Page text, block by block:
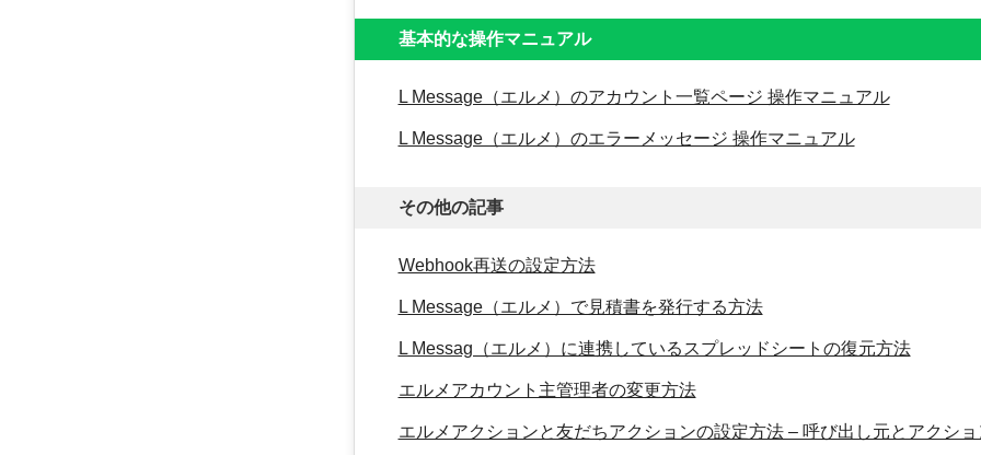
基本的な操作マニュアル
L Message（エルメ）のアカウント一覧ページ 操作マニュアル
L Message（エルメ）のエラーメッセージ 操作マニュアル
その他の記事
Webhook再送の設定方法
L Message（エルメ）で見積書を発行する方法
L Messag（エルメ）に連携しているスプレッドシートの復元方法
エルメアカウント主管理者の変更方法
エルメアクションと友だちアクションの設定方法 – 呼び出し元とアクシ